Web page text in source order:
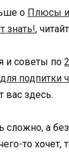
о Плюсы
знать!,
и советы по
подпитки
вас здесь.
а
то хочет,